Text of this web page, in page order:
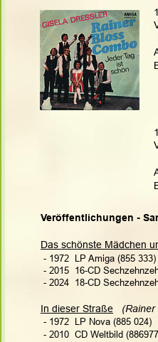
Veröffentlichungen -
Das schönste Mädchen
- 1972  LP Amiga (855
- 2015  16-CD
- 2024  18-CD
In dieser Straße
- 1972  LP Nova (885 024)
- 2010  CD Weltbild